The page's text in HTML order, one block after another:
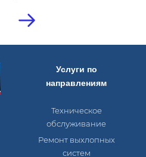
Услуги по
направлениям
Техническое
обслуживание
Ремонт выхлопных
систем